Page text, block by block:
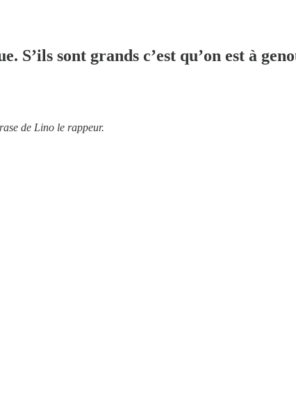
sont grands c’est qu’on est à
de Lino le rappeur.